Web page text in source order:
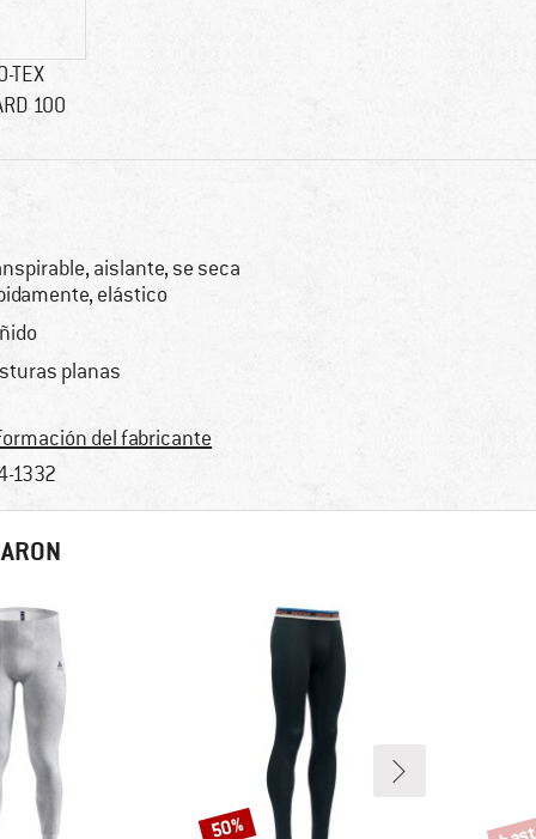
TEX
100
aislante, se seca
elástico
planas
del fabricante
1332
Descuento
50%